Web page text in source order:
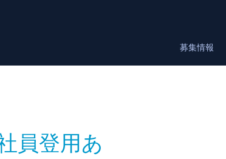
募集情報
員登用あ